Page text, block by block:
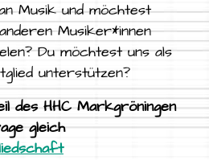
Musik und möchtest
Musiker*innen
Du möchtest uns als
unterstützen?
des HHC Markgröningen
gleich